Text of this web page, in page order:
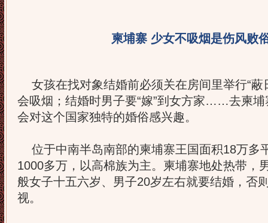
柬埔寨 少女不吸烟是伤风败
女孩在找对象结婚前必须关在房间里举行“蔽
会吸烟；结婚时男子要“嫁”到女方家……去柬埔
会对这个国家独特的婚俗感兴趣。
位于中南半岛南部的柬埔寨王国面积18万多
1000多万，以高棉族为主。柬埔寨地处热带，
般女子十五六岁、男子20岁左右就要结婚，否
视。